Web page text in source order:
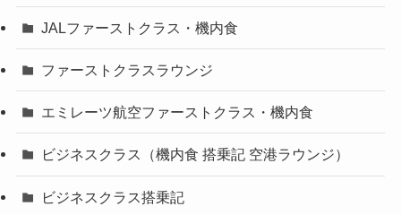
JALファーストクラス・機内食
ファーストクラスラウンジ
エミレーツ航空ファーストクラス・機内食
ビジネスクラス（機内食 搭乗記 空港ラウンジ）
ビジネスクラス搭乗記